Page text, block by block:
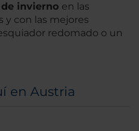
invierno en las
y con las mejores
redomado o un
en Austria